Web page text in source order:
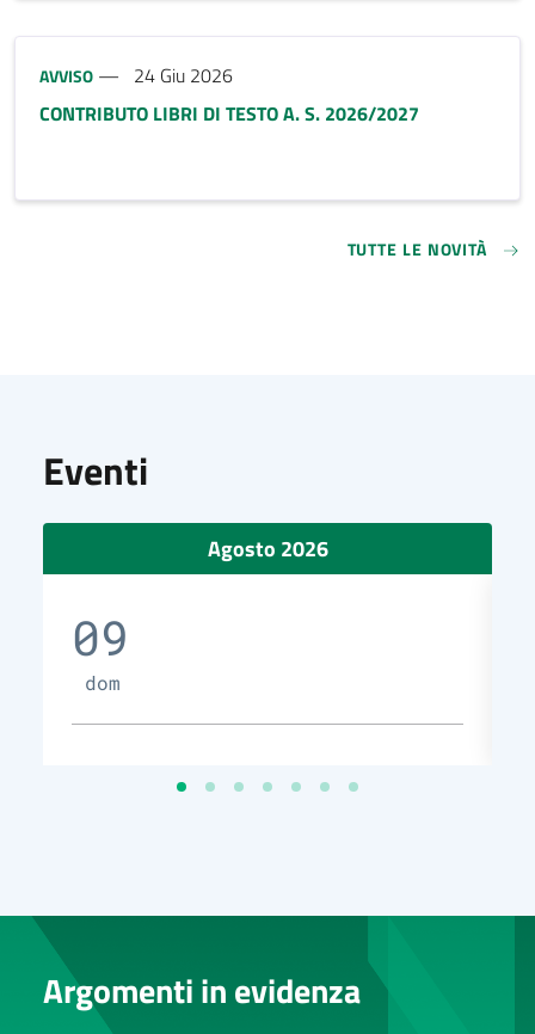
Tipo notizia:
AVVISO
24 Giu 2026
CONTRIBUTO LIBRI DI TESTO A. S. 2026/2027
TUTTE LE NOVITÀ
Eventi
Agosto 2026
09
dom
Argomenti in evidenza